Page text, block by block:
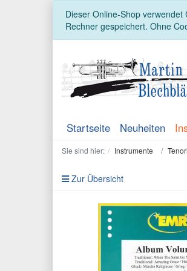
Dieser Online-Shop
Rechner gespeichert. Ohne
Startseite Neuheiten
Sie sind hier: Instrumente
Zur Übersicht